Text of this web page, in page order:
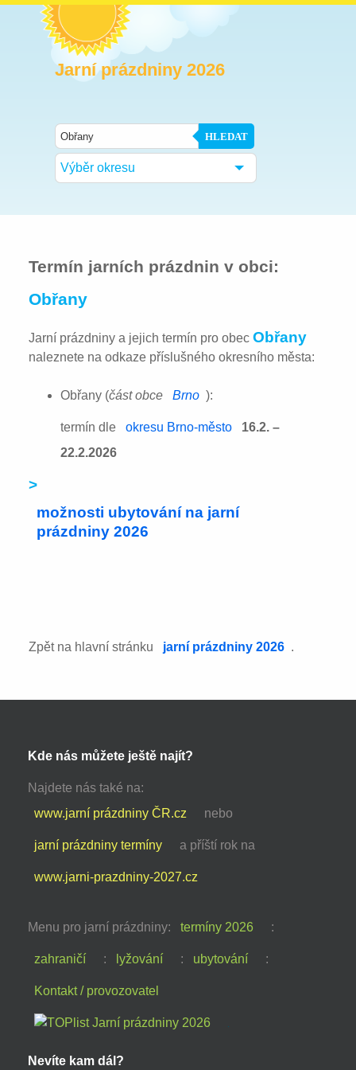
Jarní prázdniny 2026
HLEDAT
Výběr okresu
Termín jarních prázdnin v obci:
Obřany
Jarní prázdniny a jejich termín pro obecObřany
naleznete na odkaze příslušného okresního města:
Obřany (část obce Brno ):
termín dle okresu Brno-město
16.2. –
22.2.2026
>
možnosti ubytování na jarní
prázdniny 2026
Zpět na hlavní stránku jarní prázdniny 2026 .
Kde nás můžete ještě najít?
Najdete nás také na:
www.jarní prázdniny ČR.cz
nebo
jarní prázdniny termíny a příští rok na
www.jarni-prazdniny-2027.cz
Menu pro jarní prázdniny: termíny 2026 :
zahraničí : lyžování : ubytování :
Kontakt / provozovatel
Nevíte kam dál?